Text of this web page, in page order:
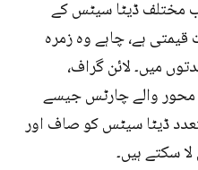
مختلف ڈیٹا سیٹس کے
ہے، چاہے وہ زمرہ
میں۔ لائن گراف،
محور والے چارٹس جیسے
ڈیٹا سیٹس کو صاف اور
سکتے ہیں۔